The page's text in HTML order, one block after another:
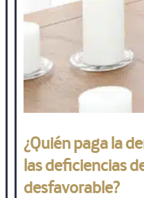
¿Quién paga la
las deficiencias
desfavorable?